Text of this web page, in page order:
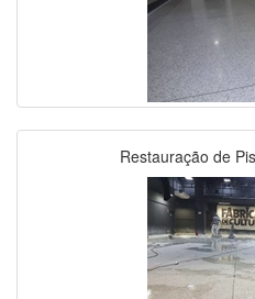
Restauração de